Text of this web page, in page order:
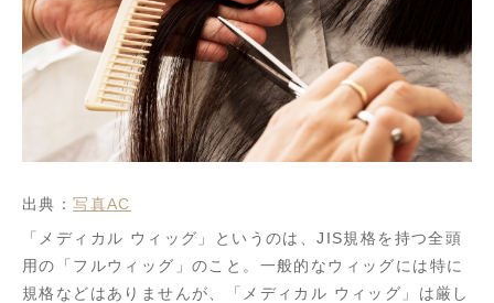
出典：写真AC
「メディカル ウィッグ」というのは、JIS規格を持つ全頭
用の「フルウィッグ」のこと。一般的なウィッグには特に
規格などはありませんが、「メディカル ウィッグ」は厳し